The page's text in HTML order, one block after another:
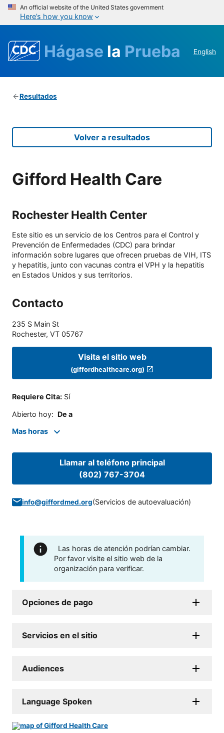
An official website of the United States government
Here’s how you know
Hágase la Prueba English
Resultados
Volver a resultados
Gifford Health Care
Rochester Health Center
Este sitio es un servicio de los Centros para el Control y
Prevención de Enfermedades (CDC) para brindar
información sobre lugares que ofrecen pruebas de VIH, ITS
y hepatitis, junto con vacunas contra el VPH y la hepatitis
en Estados Unidos y sus territorios.
Contacto
235 S Main St
Rochester, VT 05767
Visita el sitio web
(giffordhealthcare.org)
Requiere Cita: Sí
Abierto hoy: De a
Mas horas
Llamar al teléfono principal
(802) 767-3704
info@giffordmed.org(Servicios de autoevaluación)
Las horas de atención podrían cambiar.
Por favor visite el sitio web de la
organización para verificar.
Opciones de pago
Servicios en el sitio
Audiences
Language Spoken